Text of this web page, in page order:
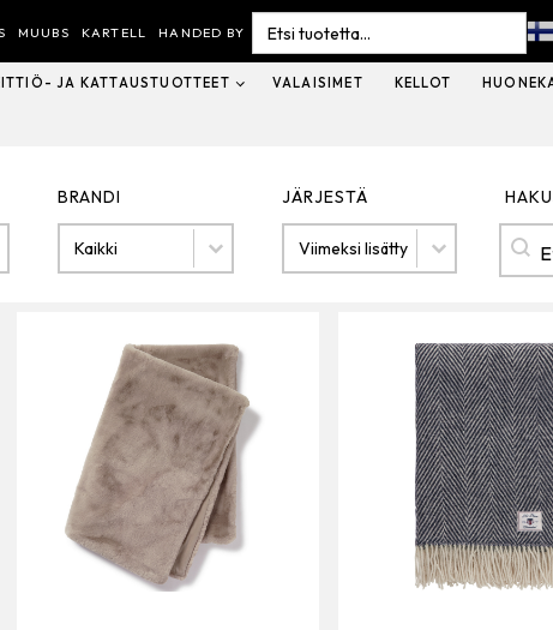
MUUBS KARTELL HANDED BY
Search
for:
JA KATTAUSTUOTTEET VALAISIMET KELLOT
BRANDI
BRANDI
Brandi
JÄRJESTÄ
JÄRJESTÄ
Järjestä